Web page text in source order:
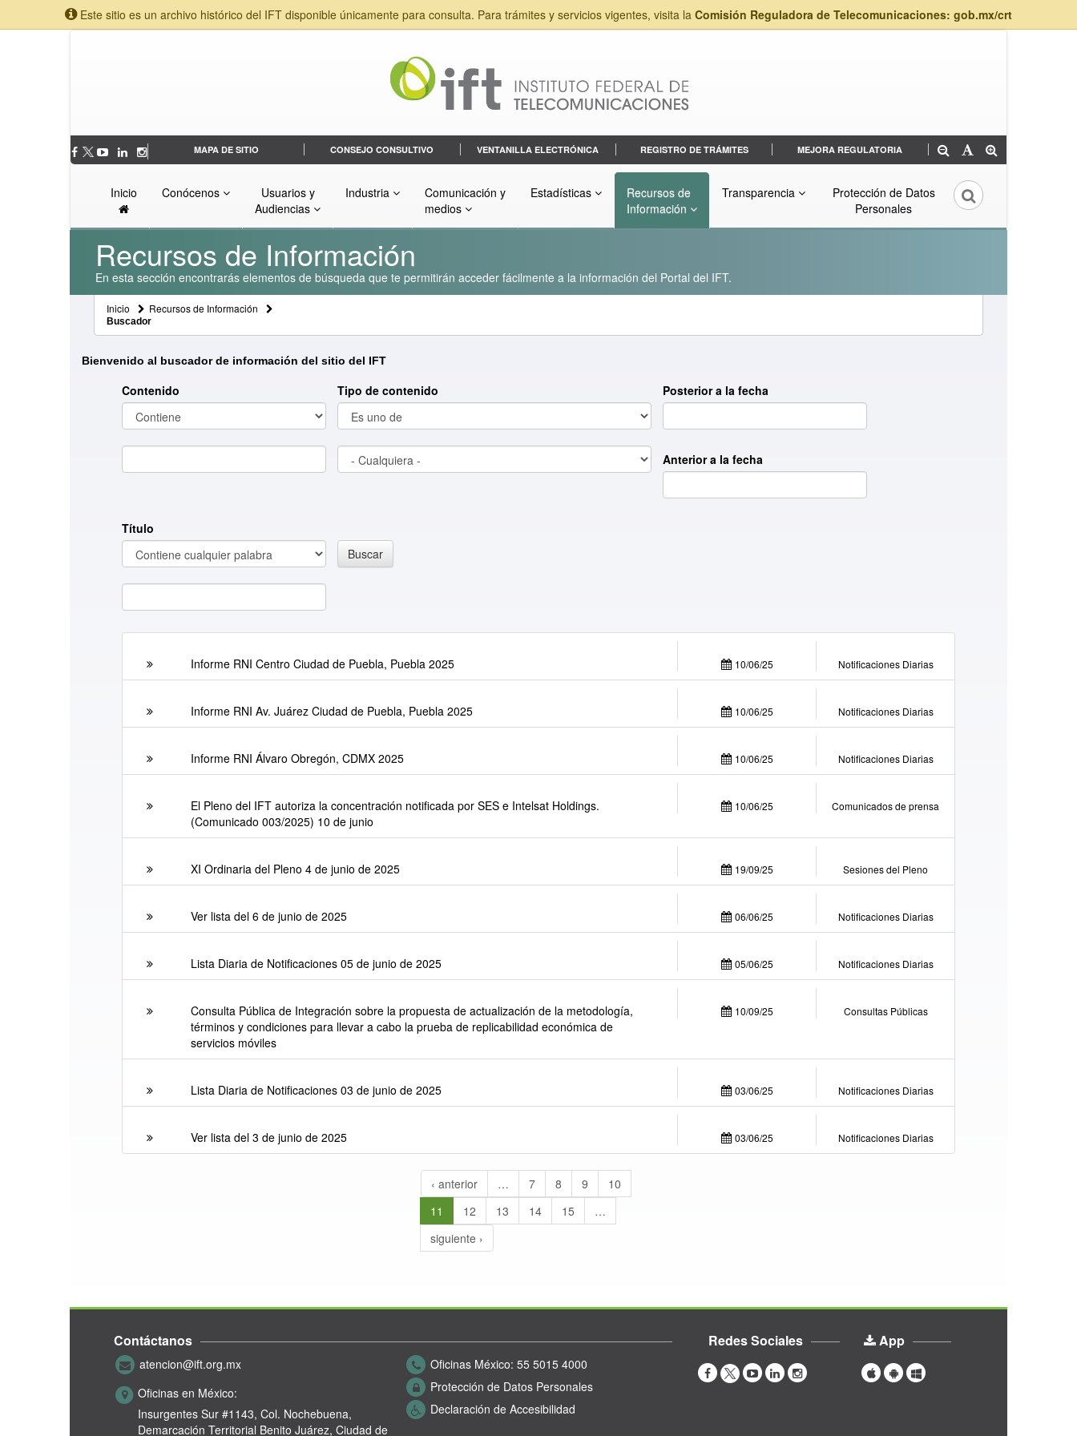
Este sitio es un archivo histórico del IFT disponible únicamente para consulta. Para trámites y servicios vigentes, visita la Comisión Reguladora de Telecomunicaciones: gob.mx/crt
MAPA DE SITIO CONSEJO CONSULTIVO VENTANILLA ELECTRÓNICA REGISTRO DE TRÁMITES MEJORA REGULATORIA
Inicio Conócenos
Usuarios y
Audiencias
Industria
Comunicación y
medios
Estadísticas
Recursos de
Información
Transparencia
Protección de Datos
Personales
Recursos de Información
En esta sección encontrarás elementos de búsqueda que te permitirán acceder fácilmente a la información del Portal del IFT.
Inicio Recursos de Información
Buscador
Bienvenido al buscador de información del sitio del IFT
Contenido Tipo de contenido Posterior a la fecha
Anterior a la fecha
Título
Buscar título por
Buscar
Informe RNI Centro Ciudad de Puebla, Puebla 2025 10/06/25 Notificaciones Diarias
Informe RNI Av. Juárez Ciudad de Puebla, Puebla 2025 10/06/25 Notificaciones Diarias
Informe RNI Álvaro Obregón, CDMX 2025 10/06/25 Notificaciones Diarias
El Pleno del IFT autoriza la concentración notificada por SES e Intelsat Holdings.
(Comunicado 003/2025) 10 de junio
10/06/25 Comunicados de prensa
XI Ordinaria del Pleno 4 de junio de 2025 19/09/25 Sesiones del Pleno
Ver lista del 6 de junio de 2025 06/06/25 Notificaciones Diarias
Lista Diaria de Notificaciones 05 de junio de 2025 05/06/25 Notificaciones Diarias
Consulta Pública de Integración sobre la propuesta de actualización de la metodología,
términos y condiciones para llevar a cabo la prueba de replicabilidad económica de
servicios móviles
10/09/25 Consultas Públicas
Lista Diaria de Notificaciones 03 de junio de 2025 03/06/25 Notificaciones Diarias
Ver lista del 3 de junio de 2025 03/06/25 Notificaciones Diarias
‹ anterior … 7 8 9
10
11
12 13 14 15
…
siguiente ›
Contáctanos
atencion@ift.org.mx
Oficinas en México:
Insurgentes Sur #1143, Col. Nochebuena,
Demarcación Territorial Benito Juárez, Ciudad de
Oficinas México: 55 5015 4000
Protección de Datos Personales
Declaración de Accesibilidad
Redes Sociales App